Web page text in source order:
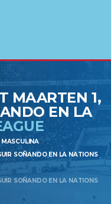
MAARTEN 1,
EN LA
MASCULINA
SOÑANDO EN LA NATIONS
SOÑANDO EN LA NATIONS